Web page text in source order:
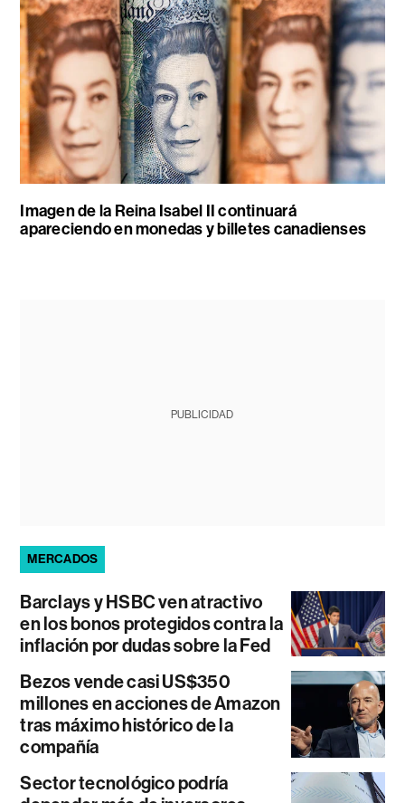
Imagen de la Reina Isabel II continuará
apareciendo en monedas y billetes canadienses
PUBLICIDAD
MERCADOS
Barclays y HSBC ven atractivo
en los bonos protegidos contra la
inflación por dudas sobre la Fed
Bezos vende casi US$350
millones en acciones de Amazon
tras máximo histórico de la
compañía
Sector tecnológico podría